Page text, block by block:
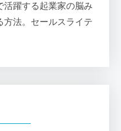
活躍する起業家の脳み
方法。セールスライテ